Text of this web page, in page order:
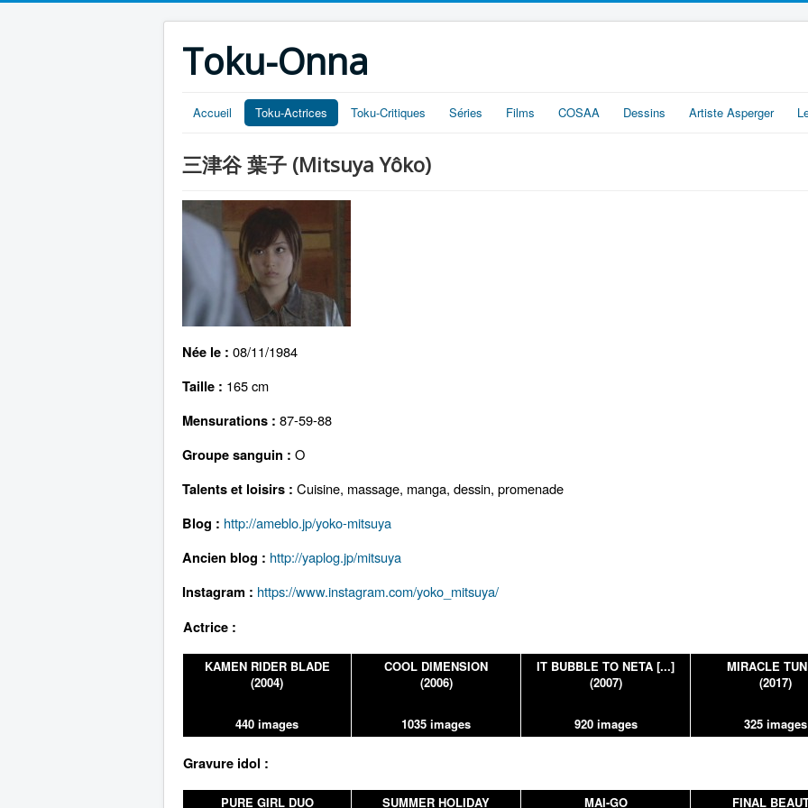
Toku-Onna
Accueil Toku-Actrices Toku-Critiques Séries Films COSAA Dessins Artiste Asperger
三津谷 葉子 (Mitsuya Yôko)
Née le : 08/11/1984
Taille : 165 cm
Mensurations : 87-59-88
Groupe sanguin : O
Talents et loisirs : Cuisine, massage, manga, dessin, promenade
Blog : http://ameblo.jp/yoko-mitsuya
Ancien blog : http://yaplog.jp/mitsuya
Instagram : https://www.instagram.com/yoko_mitsuya/
Actrice :
KAMEN RIDER BLADE
(2004)
440 images
COOL DIMENSION
(2006)
1035 images
IT BUBBLE TO NETA [...]
(2007)
920 images
MIRACLE
(2017)
325 images
Gravure idol :
PURE GIRL DUO SUMMER HOLIDAY MAI-GO FINAL